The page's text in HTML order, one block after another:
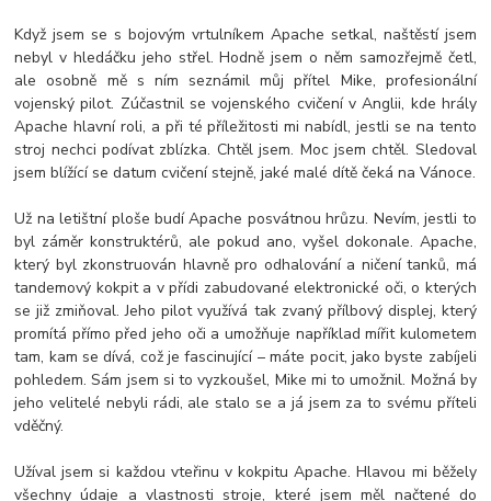
Když jsem se s bojovým vrtulníkem Apache setkal, naštěstí jsem
nebyl v hledáčku jeho střel. Hodně jsem o něm samozřejmě četl,
ale osobně mě s ním seznámil můj přítel Mike, profesionální
vojenský pilot. Zúčastnil se vojenského cvičení v Anglii, kde hrály
Apache hlavní roli, a při té příležitosti mi nabídl, jestli se na tento
stroj nechci podívat zblízka. Chtěl jsem. Moc jsem chtěl. Sledoval
jsem blížící se datum cvičení stejně, jaké malé dítě čeká na Vánoce.
Už na letištní ploše budí Apache posvátnou hrůzu. Nevím, jestli to
byl záměr konstruktérů, ale pokud ano, vyšel dokonale. Apache,
který byl zkonstruován hlavně pro odhalování a ničení tanků, má
tandemový kokpit a v přídi zabudované elektronické oči, o kterých
se již zmiňoval. Jeho pilot využívá tak zvaný přílbový displej, který
promítá přímo před jeho oči a umožňuje například mířit kulometem
tam, kam se dívá, což je fascinující – máte pocit, jako byste zabíjeli
pohledem. Sám jsem si to vyzkoušel, Mike mi to umožnil. Možná by
jeho velitelé nebyli rádi, ale stalo se a já jsem za to svému příteli
vděčný.
Užíval jsem si každou vteřinu v kokpitu Apache. Hlavou mi běžely
všechny údaje a vlastnosti stroje, které jsem měl načtené do